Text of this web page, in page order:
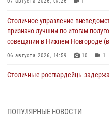
07 августа 2026, 09:26
Столичное управление
признано лучшим по итогам
совещании в Нижнем Новгороде
06 августа 2026, 14:59 10 1
Столичные росгвардейцы
ПОПУЛЯРНЫЕ НОВОСТИ